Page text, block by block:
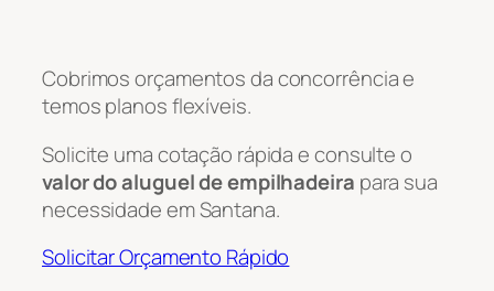
Cobrimos orçamentos da concorrência e
temos planos flexíveis.
Solicite uma cotação rápida e consulte o
valor do aluguel de empilhadeira para sua
necessidade em Santana.
Solicitar Orçamento Rápido